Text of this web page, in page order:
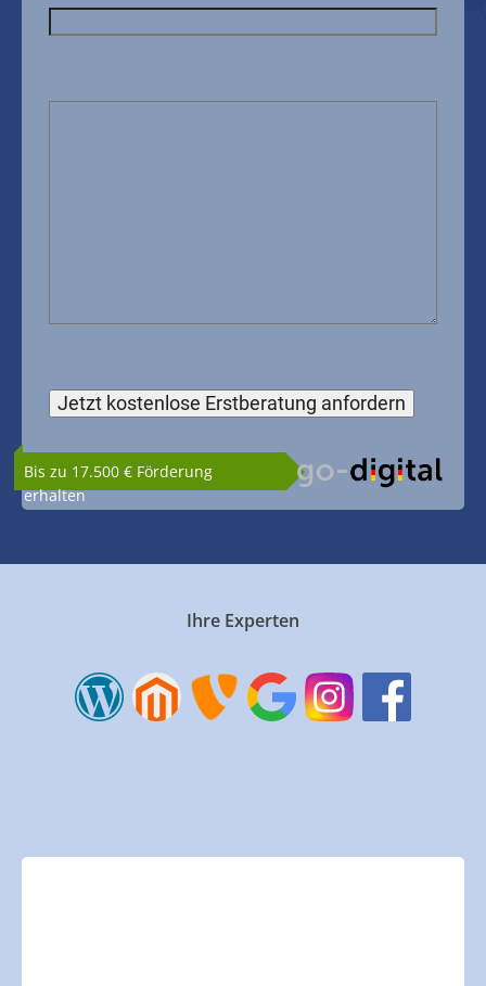
Bis zu 17.500 € Förderung
erhalten
Ihre Experten